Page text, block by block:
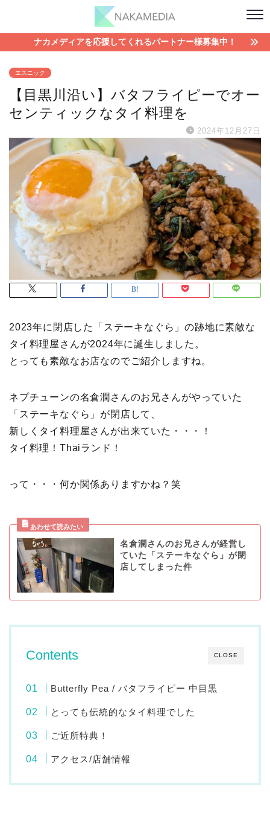
ナカメディアを応援してくれるパートナー様募集中！
エスニック
【目黒川沿い】バタフライピーでオー
センティックなタイ料理を
2024年12月27日
2023年に閉店した「ステーキなぐら」の跡地に素敵な
タイ料理屋さんが2024年に誕生しました。
とっても素敵なお店なのでご紹介しますね。
ネプチューンの名倉潤さんのお兄さんがやっていた
「ステーキなぐら」が閉店して、
新しくタイ料理屋さんが出来ていた・・・！
タイ料理！Thaiランド！
って・・・何か関係ありますかね？笑
名倉潤さんのお兄さんが経営し
ていた「ステーキなぐら」が閉
店してしまった件
CLOSE
Contents
Butterfly Pea / バタフライピー 中目黒
とっても伝統的なタイ料理でした
ご近所特典！
アクセス/店舗情報